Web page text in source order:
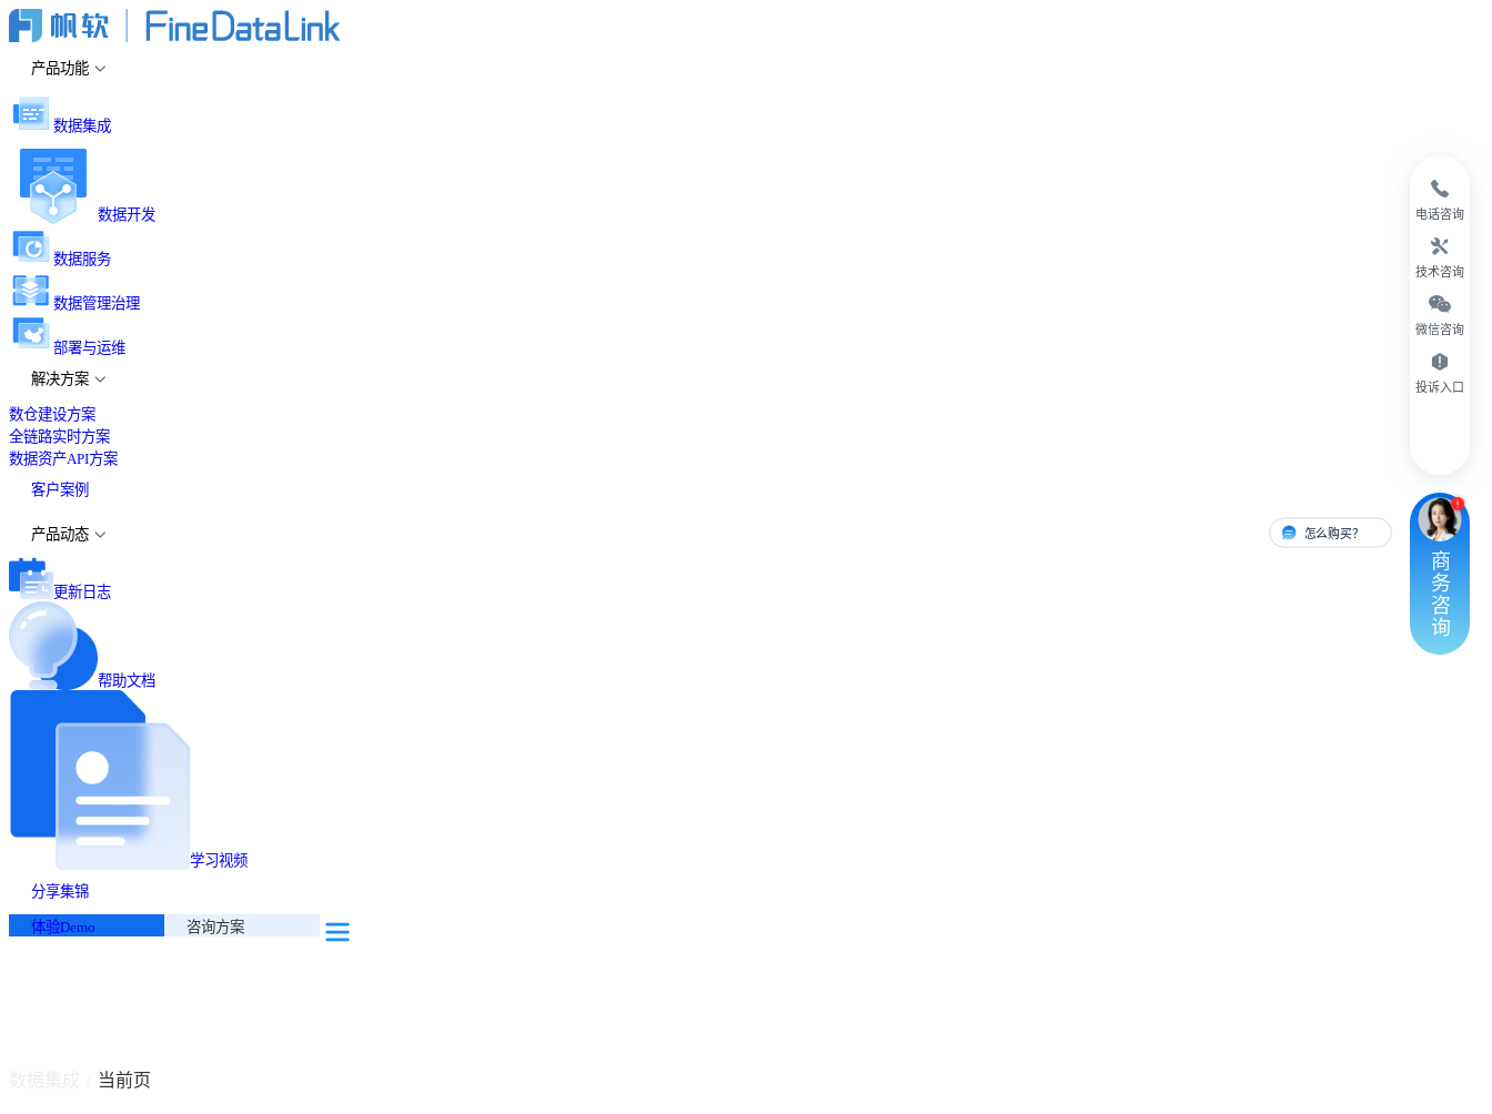
产品功能
数据集成
数据开发
数据服务
数据管理治理
部署与运维
解决方案
数仓建设方案
全链路实时方案
数据资产API方案
客户案例
产品动态
更新日志
帮助文档
学习视频
分享集锦
体验Demo 咨询方案
当前页
电话咨询
技术咨询
微信咨询
投诉入口
怎么购买？ 有人对接
商
务
咨
询